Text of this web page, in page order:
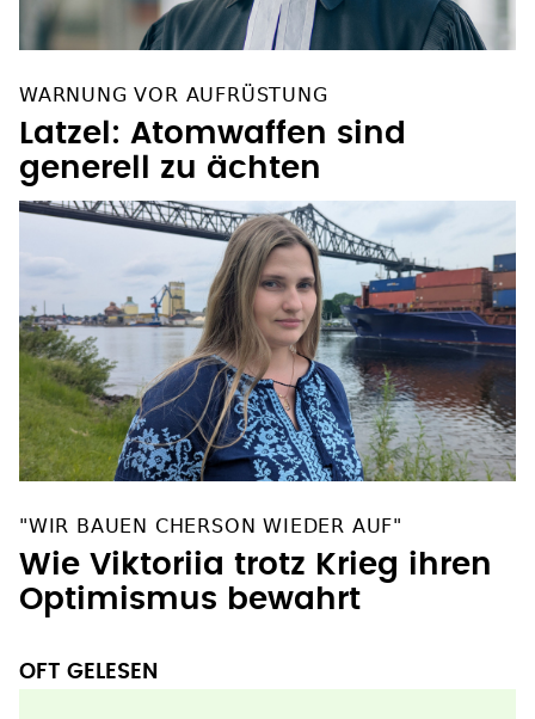
WARNUNG VOR AUFRÜSTUNG
Latzel: Atomwaffen sind
generell zu ächten
"WIR BAUEN CHERSON WIEDER AUF"
Wie Viktoriia trotz Krieg ihren
Optimismus bewahrt
OFT GELESEN